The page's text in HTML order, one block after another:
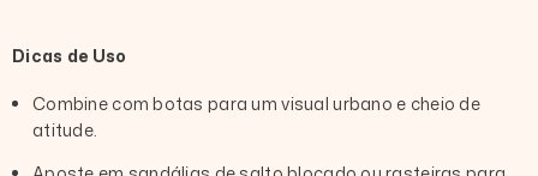
Dicas de Uso
Combine combotas para um visual urbano e cheio de
atitude.